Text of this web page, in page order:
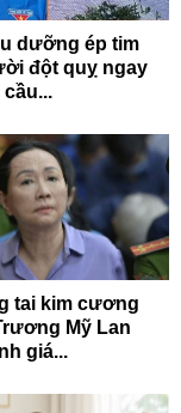
dưỡng ép tim
đột quỵ ngay
tai kim cương
Mỹ Lan
giá...